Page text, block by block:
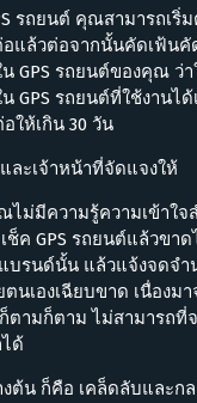
รถยนต์ คุณสามารถเ
แล้วต่อจากนั้นคัดเฟ้นคั
GPS รถยนต์ของคุณ ว่
GPS รถยนต์ที่ใช้งานไ
ให้เกิน 30 วัน
ละเจ้าหน้าที่จัดแจงให้
ม่มีความรู้ความเข้าใจส
ช็ค GPS รถยนต์แล้วขา
บรนด์นั้น แล้วแจ้งจดจำ
นเองเฉียบขาด เนื่องม
ตามก็ตาม ไม่สามารถที่
ด้
ต้น ก็คือ เคล็ดลับและกล